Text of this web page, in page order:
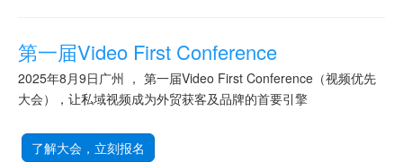
第一届Video First Conference
2025年8月9日广州 ， 第一届Video First Conference（视频优先
大会），让私域视频成为外贸获客及品牌的首要引擎
了解大会，立刻报名